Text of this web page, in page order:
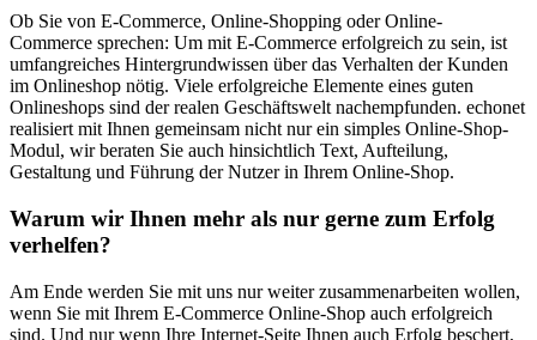
Ob Sie von E-Commerce, Online-Shopping oder Online-
Commerce sprechen: Um mit E-Commerce erfolgreich zu sein, ist
umfangreiches Hintergrundwissen über das Verhalten der Kunden
im Onlineshop nötig. Viele erfolgreiche Elemente eines guten
Onlineshops sind der realen Geschäftswelt nachempfunden. echonet
realisiert mit Ihnen gemeinsam nicht nur ein simples Online-Shop-
Modul, wir beraten Sie auch hinsichtlich Text, Aufteilung,
Gestaltung und Führung der Nutzer in Ihrem Online-Shop.
Warum wir Ihnen mehr als nur gerne zum Erfolg
verhelfen?
Am Ende werden Sie mit uns nur weiter zusammenarbeiten wollen,
wenn Sie mit Ihrem E-Commerce Online-Shop auch erfolgreich
sind. Und nur wenn Ihre Internet-Seite Ihnen auch Erfolg beschert,